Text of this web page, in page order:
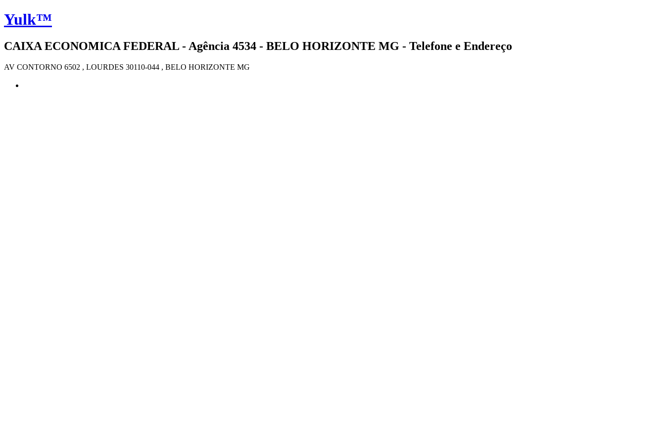
Yulk™
CAIXA ECONOMICA FEDERAL - Agência 4534 - BELO HORIZONTE MG - Telefone e Endereço
AV CONTORNO 6502 , LOURDES 30110-044 , BELO HORIZONTE MG